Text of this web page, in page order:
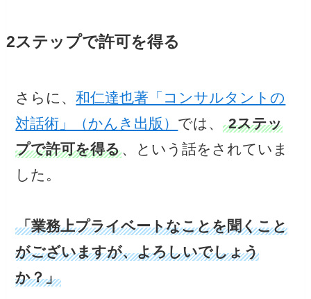
2ステップで許可を得る
さらに、和仁達也著「コンサルタントの
対話術」（かんき出版） では、2ステッ
プで許可を得る
、という話をされていま
した。
「業務上プライベートなことを聞くこと
がございますが、よろしいでしょう
か？」